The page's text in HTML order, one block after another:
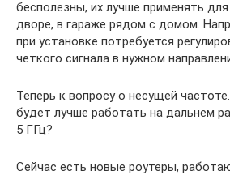
бесполезны, их лучше применять
дворе, в гараже рядом с домом.
при установке потребуется
четкого сигнала в нужном
Теперь к вопросу о несущей
будет лучше работать на дальнем
5 ГГц?
Сейчас есть новые роутеры,